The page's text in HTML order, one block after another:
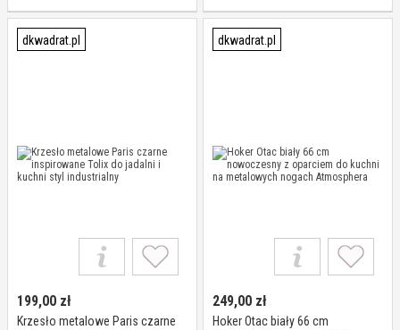
nowoczesne
Atmosphera
dkwadrat.pl
199,00 zł
Krzesło metalowe Paris czarne
dkwadrat.pl
249,00 zł
Hoker Otac biały 66 cm